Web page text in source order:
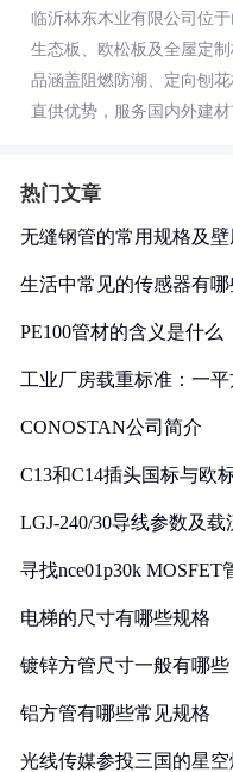
临沂林东木业有限公司位
生态板、欧松板及全屋定
品涵盖阻燃防潮、定向刨
直供优势，服务国内外建材
热门文章
无缝钢管的常用规格及壁
生活中常见的传感器有
PE100管材的含义是什么
工业厂房载重标准：一
CONOSTAN公司简介
C13和C14插头国标与欧
LGJ-240/30导线参数及载
寻找nce01p30k
电梯的尺寸有哪些规格
镀锌方管尺寸一般有哪些
铝方管有哪些常见规格
光线传媒参投三国的星